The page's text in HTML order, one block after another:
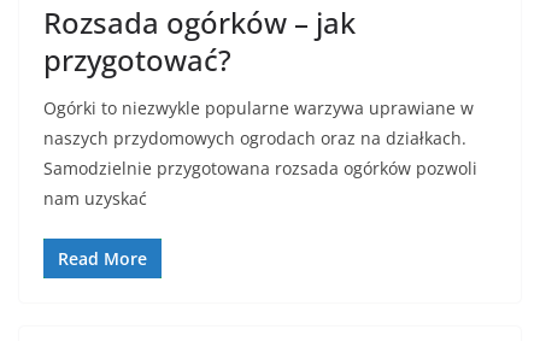
Rozsada ogórków – jak
przygotować?
Ogórki to niezwykle popularne warzywa uprawiane w
naszych przydomowych ogrodach oraz na działkach.
Samodzielnie przygotowana rozsada ogórków pozwoli
nam uzyskać
Read More